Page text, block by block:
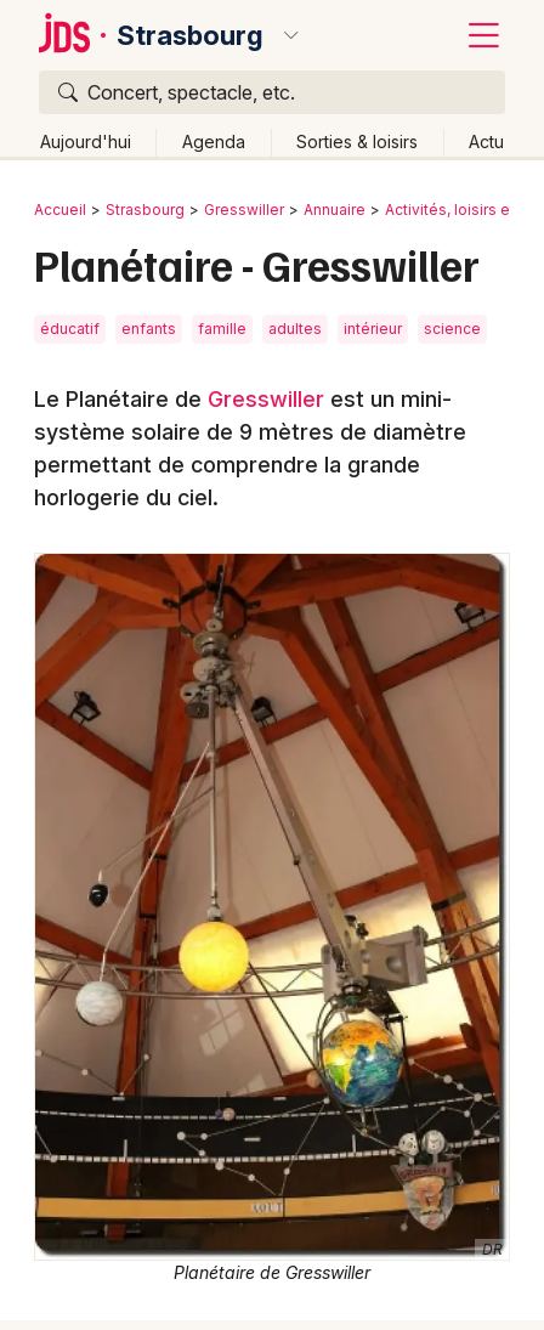
Strasbourg
Concert, spectacle, etc.
Aujourd'hui Agenda Sorties & loisirs Actu
Publier un événement
Activité & Expérience
Manifestations
Spectacles
Concerts
Sports
Soirées
Sorties famille
Expos
Sorties & loisirs
Musée dans le Bas-Rhin
Musée en Alsace
Musée dans le Grand Est
Jeux concours
Bordeaux
Lyon
Marseille
Mulhouse
Montpellier
Nantes
Nice
Paris
Strasbourg
Toutes les villes
Retour
Accueil Strasbourg Gresswiller Annuaire Activités, loisirs et
Planétaire - Gresswiller
éducatif enfants famille adultes intérieur science
Le Planétaire de Gresswiller est un mini-
système solaire de 9 mètres de diamètre
permettant de comprendre la grande
horlogerie du ciel.
DR
Planétaire de Gresswiller
Quoi ?
Où ?
Partout
Près de moi Changer de lieu
Quand ?
Effacer les dates